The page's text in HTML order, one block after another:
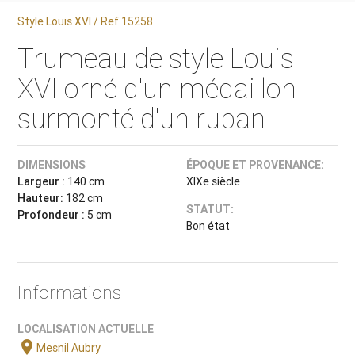
Style Louis XVI / Ref.15258
Trumeau de style Louis
XVI orné d'un médaillon
surmonté d'un ruban
DIMENSIONS
Largeur : 140 cm
Hauteur: 182 cm
Profondeur : 5 cm
ÉPOQUE ET PROVENANCE:
XIXe siècle
STATUT:
Bon état
Informations
LOCALISATION ACTUELLE
location_onMesnil Aubry